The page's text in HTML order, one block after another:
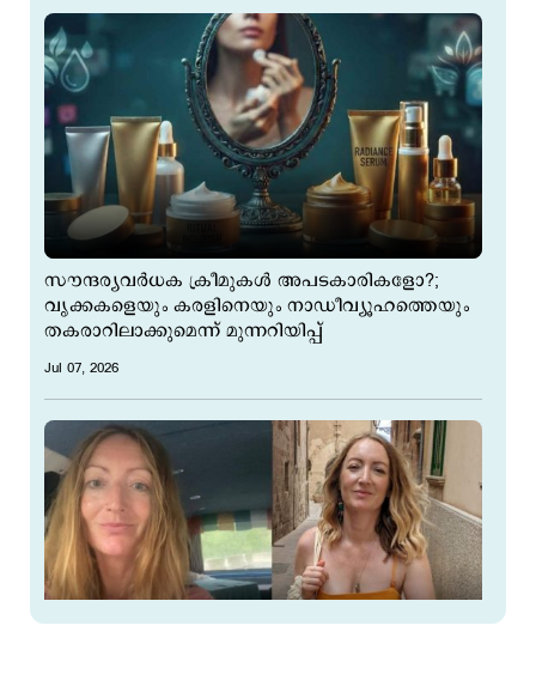
സൗന്ദര്യവര്‍ധക ക്രീമുകള്‍ അപടകാരികളോ?;
വൃക്കകളെയും കരളിനെയും നാഡീവ്യൂഹത്തെയും
തകരാറിലാക്കുമെന്ന് മുന്നറിയിപ്പ്
Jul 07, 2026